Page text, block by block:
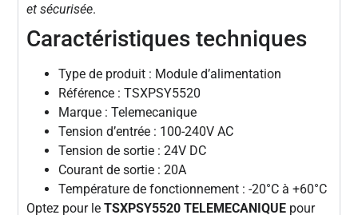
et sécurisée.
Caractéristiques techniques
Type de produit : Module d’alimentation
Référence : TSXPSY5520
Marque : Telemecanique
Tension d’entrée : 100-240V AC
Tension de sortie : 24V DC
Courant de sortie : 20A
Température de fonctionnement : -20°C à +60°C
Optez pour leTSXPSY5520 TELEMECANIQUE pour